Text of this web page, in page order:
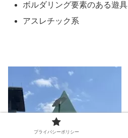
ボルダリング要素のある遊具
アスレチック系
プライバシーポリシー